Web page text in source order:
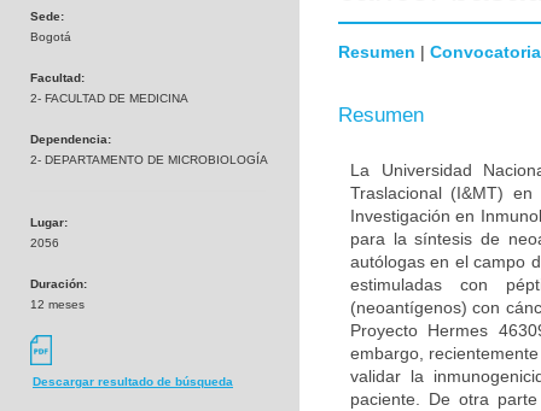
Sede:
Bogotá
Facultad:
2- FACULTAD DE MEDICINA
Dependencia:
2- DEPARTAMENTO DE MICROBIOLOGÍA
Lugar:
2056
Duración:
12 meses
Descargar resultado de búsqueda
Resumen | Convocatoria
Resumen
La Universidad
Traslacional (I&MT)
Investigación en
para la síntesis de
autólogas en el campo
estimuladas con
(neoantígenos) con
Proyecto Hermes
embargo,
validar la
paciente. De otra